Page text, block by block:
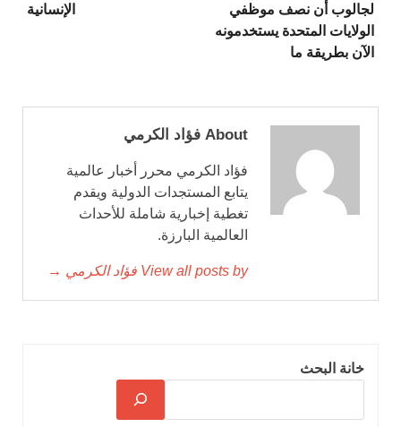
لجالوب أن نصف موظفي
الولايات المتحدة يستخدمونه
الآن بطريقة ما
الإنسانية
About فؤاد الكرمي
فؤاد الكرمي محرر أخبار عالمية
يتابع المستجدات الدولية ويقدم
تغطية إخبارية شاملة للأحداث
العالمية البارزة.
View all posts by فؤاد الكرمي →
خانة البحث